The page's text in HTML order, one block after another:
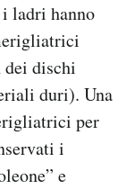
ladri hanno
dischi
duri). Una
per
i
e